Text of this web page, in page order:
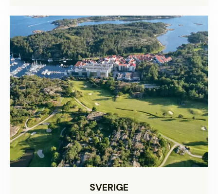
SVERIGE